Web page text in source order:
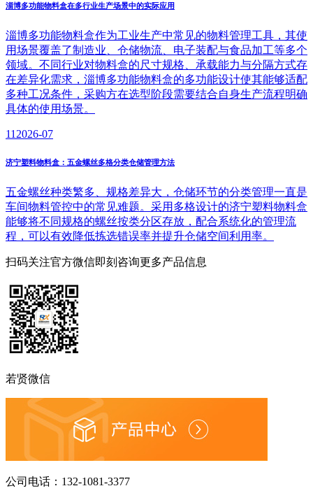
淄博多功能物料盒在多行业生产场景中的实际应用
淄博多功能物料盒作为工业生产中常见的物料管理工具，其使
用场景覆盖了制造业、仓储物流、电子装配与食品加工等多个
领域。不同行业对物料盒的尺寸规格、承载能力与分隔方式存
在差异化需求，淄博多功能物料盒的多功能设计使其能够适配
多种工况条件，采购方在选型阶段需要结合自身生产流程明确
具体的使用场景。
11 2026-07
济宁塑料物料盒：五金螺丝多格分类仓储管理方法
五金螺丝种类繁多、规格差异大，仓储环节的分类管理一直是
车间物料管控中的常见难题。采用多格设计的济宁塑料物料盒
能够将不同规格的螺丝按类分区存放，配合系统化的管理流
程，可以有效降低拣选错误率并提升仓储空间利用率。
扫码关注官方微信即刻咨询更多产品信息
若贤微信
公司电话： 132-1081-3377